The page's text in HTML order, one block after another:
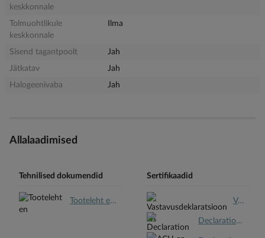
keskkonnale
Tolmuohtlikule
keskkonnale
Ilma
Sisend tagantpoolt
Jah
Jätkatav
Jah
Halogeenivaba
Jah
Allalaadimised
Tehnilised dokumendid
Tooteleht en.pdf
Sertifikaadid
Vastavusdeklaratsioon en.pdf
Declaration REACH en.pdf